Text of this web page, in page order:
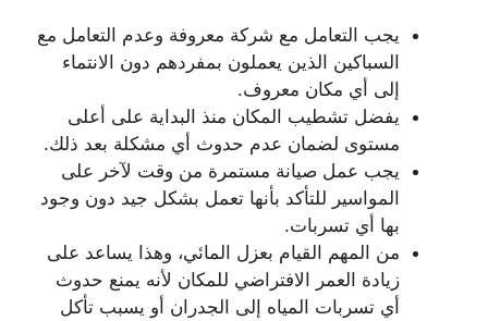
يجب التعامل مع شركة معروفة وعدم التعامل مع
السباكين الذين يعملون بمفردهم دون الانتماء
إلى أي مكان معروف.
يفضل تشطيب المكان منذ البداية على أعلى
مستوى لضمان عدم حدوث أي مشكلة بعد ذلك.
يجب عمل صيانة مستمرة من وقت لآخر على
المواسير للتأكد بأنها تعمل بشكل جيد دون وجود
بها أي تسربات.
من المهم القيام بعزل المائي، وهذا يساعد على
زيادة العمر الافتراضي للمكان لأنه يمنع حدوث
أي تسربات المياه إلى الجدران أو يسبب تأكل